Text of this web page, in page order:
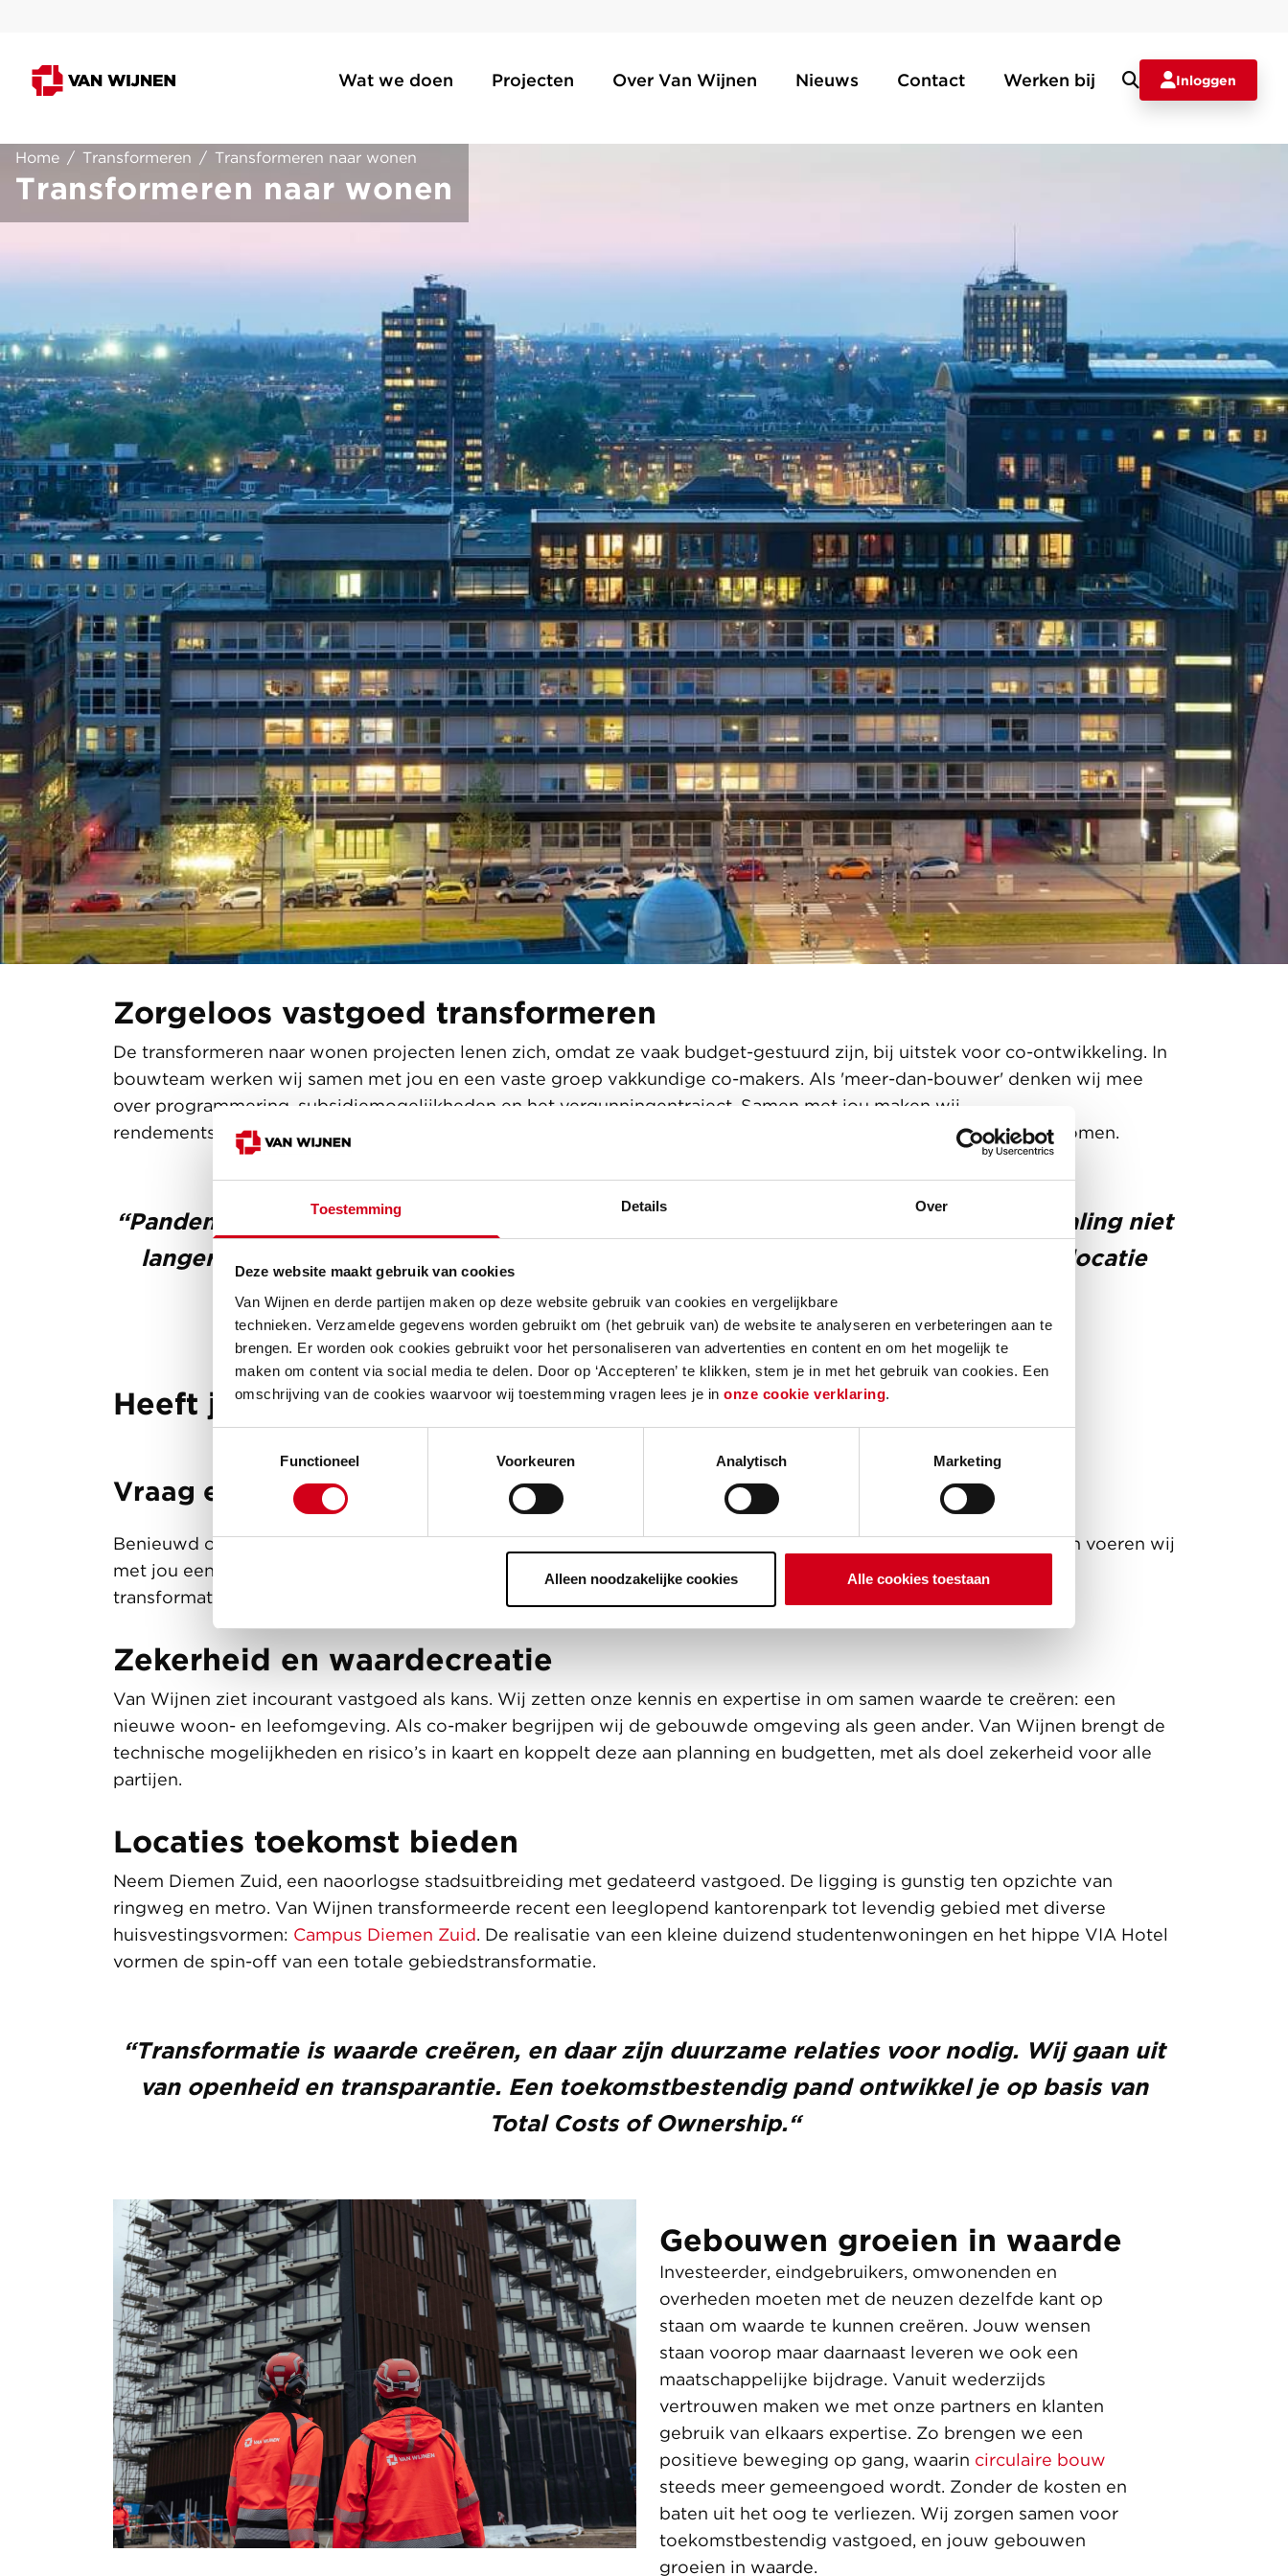
Toestemming Details Over
Deze website maakt gebruik van cookies
Van Wijnen en derde partijen maken op deze website gebruik van cookies en vergelijkbare
technieken. Verzamelde gegevens worden gebruikt om (het gebruik van) de website te analyseren en verbeteringen aan te
brengen. Er worden ook cookies gebruikt voor het personaliseren van advertenties en content en om het mogelijk te
maken om content via social media te delen. Door op ‘Accepteren’ te klikken, stem je in met het gebruik van cookies. Een
omschrijving van de cookies waarvoor wij toestemming vragen lees je in onze cookie verklaring.
Functioneel
Voorkeuren Analytisch Marketing
Alleen noodzakelijke cookies Alle cookies toestaan
Wat we doen Projecten Over Van Wijnen Nieuws Contact Werken bij Inloggen
Home / Transformeren / Transformeren naar wonen
Transformeren naar wonen
Zorgeloos vastgoed transformeren
De transformeren naar wonen projecten lenen zich, omdat ze vaak budget-gestuurd zijn, bij uitstek voor co-ontwikkeling. In
bouwteam werken wij samen met jou en een vaste groep vakkundige co-makers. Als 'meer-dan-bouwer' denken wij mee
over programmering, subsidiemogelijkheden en het vergunningentraject. Samen met jou maken wij
rendementsberekeningen op basis van verschillende woonconcepten, om tot een toekomstbestendig pand te komen.
“Panden die door hun weinig flexibele gebouwstructuur, programmering of uitstraling niet
langer voldoen, kunnen nog wel een fijne plek zijn. De aantrekkelijkheid van de locatie
speelt daarbij een sleutelrol.”
Heeft jouw pand transformatiepotentie?
Vraag een quickscan aan!
Benieuwd of jouw pand potentie heeft om getransformeerd te worden naar woningen? Om daar achter te komen voeren wij
met jou een quickscan uit. Aan de hand van een model, ontwikkeld door de TU Delft, geven we je inzicht in de
transformatiepotentie van jouw pand.
Zekerheid en waardecreatie
Van Wijnen ziet incourant vastgoed als kans. Wij zetten onze kennis en expertise in om samen waarde te creëren: een
nieuwe woon- en leefomgeving. Als co-maker begrijpen wij de gebouwde omgeving als geen ander. Van Wijnen brengt de
technische mogelijkheden en risico’s in kaart en koppelt deze aan planning en budgetten, met als doel zekerheid voor alle
partijen.
Locaties toekomst bieden
Neem Diemen Zuid, een naoorlogse stadsuitbreiding met gedateerd vastgoed. De ligging is gunstig ten opzichte van
ringweg en metro. Van Wijnen transformeerde recent een leeglopend kantorenpark tot levendig gebied met diverse
huisvestingsvormen: Campus Diemen Zuid. De realisatie van een kleine duizend studentenwoningen en het hippe VIA Hotel
vormen de spin-off van een totale gebiedstransformatie.
“Transformatie is waarde creëren, en daar zijn duurzame relaties voor nodig. Wij gaan uit
van openheid en transparantie. Een toekomstbestendig pand ontwikkel je op basis van
Total Costs of Ownership.“
Gebouwen groeien in waarde
Investeerder, eindgebruikers, omwonenden en
overheden moeten met de neuzen dezelfde kant op
staan om waarde te kunnen creëren. Jouw wensen
staan voorop maar daarnaast leveren we ook een
maatschappelijke bijdrage. Vanuit wederzijds
vertrouwen maken we met onze partners en klanten
gebruik van elkaars expertise. Zo brengen we een
positieve beweging op gang, waarin circulaire bouw
steeds meer gemeengoed wordt. Zonder de kosten en
baten uit het oog te verliezen. Wij zorgen samen voor
toekomstbestendig vastgoed, en jouw gebouwen
groeien in waarde.